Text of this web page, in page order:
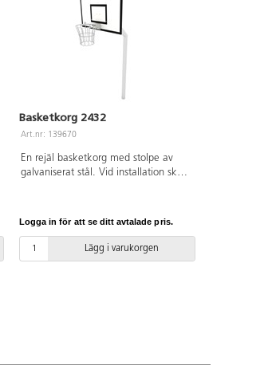
Basketkorg 2432
Art.nr: 139670
En rejäl basketkorg med stolpe av
galvaniserat stål. Vid installation ska
Logga in för att se ditt avtalade pris.
Lägg i varukorgen